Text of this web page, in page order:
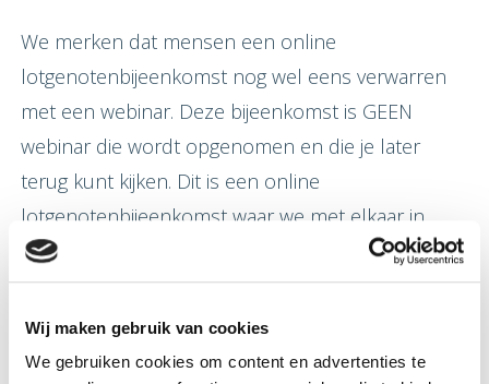
Wij maken gebruik van cookies
We gebruiken cookies om content en advertenties te
We merken dat mensen een online
lotgenotenbijeenkomst nog wel eens verwarren
met een webinar. Deze bijeenkomst is GEEN
webinar die wordt opgenomen en die je later
terug kunt kijken. Dit is een online
lotgenotenbijeenkomst waar we met elkaar in
gesprek gaan. Als je je aanmeldt, gaan we er van
uit dat je er ook bij bent. Mocht je op het laatste
moment door omstandigheden er toch niet bij
kunnen zijn, zeg dan wel even af viainfo@ver-